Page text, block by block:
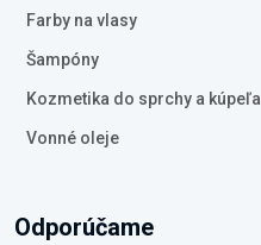
Farby na vlasy
Šampóny
Kozmetika do sprchy a kúpeľa
Vonné oleje
Odporúčame